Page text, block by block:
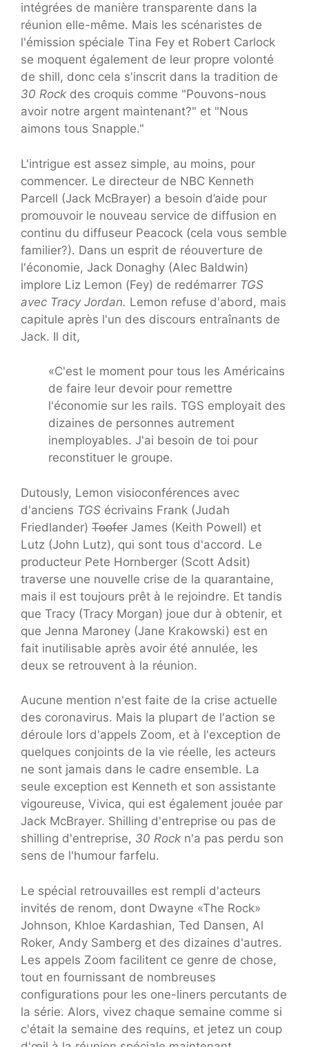
intégrées de manière transparente dans la
réunion elle-même. Mais les scénaristes de
l'émission spéciale Tina Fey et Robert Carlock
se moquent également de leur propre volonté
de shill, donc cela s'inscrit dans la tradition de
30 Rock des croquis comme "Pouvons-nous
avoir notre argent maintenant?" et "Nous
aimons tous Snapple."
L'intrigue est assez simple, au moins, pour
commencer. Le directeur de NBC Kenneth
Parcell (Jack McBrayer) a besoin d’aide pour
promouvoir le nouveau service de diffusion en
continu du diffuseur Peacock (cela vous semble
familier?). Dans un esprit de réouverture de
l'économie, Jack Donaghy (Alec Baldwin)
implore Liz Lemon (Fey) de redémarrer TGS
avec Tracy Jordan. Lemon refuse d'abord, mais
capitule après l'un des discours entraînants de
Jack. Il dit,
«C'est le moment pour tous les Américains
de faire leur devoir pour remettre
l'économie sur les rails. TGS employait des
dizaines de personnes autrement
inemployables. J'ai besoin de toi pour
reconstituer le groupe.
Dutously, Lemon visioconférences avec
d'anciens TGS écrivains Frank (Judah
Friedlander) Toofer James (Keith Powell) et
Lutz (John Lutz), qui sont tous d'accord. Le
producteur Pete Hornberger (Scott Adsit)
traverse une nouvelle crise de la quarantaine,
mais il est toujours prêt à le rejoindre. Et tandis
que Tracy (Tracy Morgan) joue dur à obtenir, et
que Jenna Maroney (Jane Krakowski) est en
fait inutilisable après avoir été annulée, les
deux se retrouvent à la réunion.
Aucune mention n'est faite de la crise actuelle
des coronavirus. Mais la plupart de l'action se
déroule lors d'appels Zoom, et à l'exception de
quelques conjoints de la vie réelle, les acteurs
ne sont jamais dans le cadre ensemble. La
seule exception est Kenneth et son assistante
vigoureuse, Vivica, qui est également jouée par
Jack McBrayer. Shilling d'entreprise ou pas de
shilling d'entreprise, 30 Rock n'a pas perdu son
sens de l'humour farfelu.
Le spécial retrouvailles est rempli d'acteurs
invités de renom, dont Dwayne «The Rock»
Johnson, Khloe Kardashian, Ted Dansen, Al
Roker, Andy Samberg et des dizaines d'autres.
Les appels Zoom facilitent ce genre de chose,
tout en fournissant de nombreuses
configurations pour les one-liners percutants de
la série. Alors, vivez chaque semaine comme si
c'était la semaine des requins, et jetez un coup